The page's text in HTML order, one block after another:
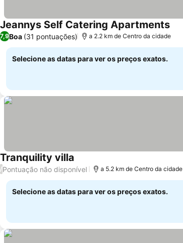
Jeannys Self Catering Apartments
7,9Boa (31 pontuações) a 2.2 km de Centro da cidade
Selecione as datas para ver os preços exatos.
Tranquility villa
/Pontuação não disponível a 5.2 km de Centro da cidade
Selecione as datas para ver os preços exatos.